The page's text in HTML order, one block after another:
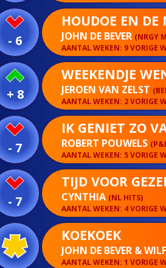
- 6
HOUDOE EN DE
JOHN DE BEVER (NRGY
AANTAL WEKEN: 9 VORIGE
+ 8
WEEKENDJE
JEROEN VAN ZELST
AANTAL WEKEN: 2 VORIGE
- 7
IK GENIET ZO
ROBERT POUWELS
AANTAL WEKEN: 5 VORIGE
- 7
TIJD VOOR
CYNTHIA (NL HITS)
AANTAL WEKEN: 4 VORIGE
KOEKOEK
JOHN DE BEVER &
AANTAL WEKEN: 1 VORIGE